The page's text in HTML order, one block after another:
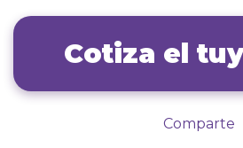
Cotiza el
Comparte